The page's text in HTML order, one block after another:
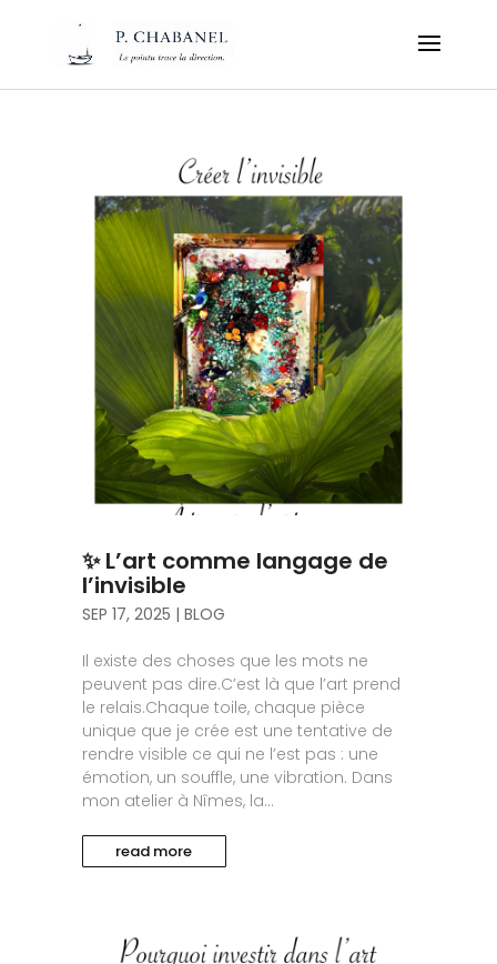
✨ L’art comme langage de
l’invisible
SEP 17, 2025 | BLOG
Il existe des choses que les mots ne
peuvent pas dire.C’est là que l’art prend
le relais.Chaque toile, chaque pièce
unique que je crée est une tentative de
rendre visible ce qui ne l’est pas : une
émotion, un souffle, une vibration. Dans
mon atelier à Nîmes, la...
read more